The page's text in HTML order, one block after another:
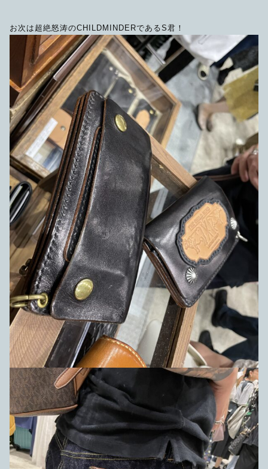
お次は超絶怒涛のCHILDMINDERであるS君！